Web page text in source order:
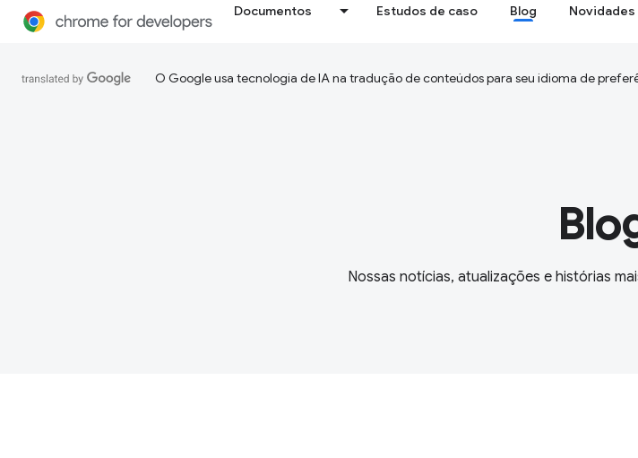
Documentos Estudos de caso Blog Novidades
O Google usa tecnologia de IA na tradução de conteúdos para seu idioma de
Nossas notícias, atualizações e histórias